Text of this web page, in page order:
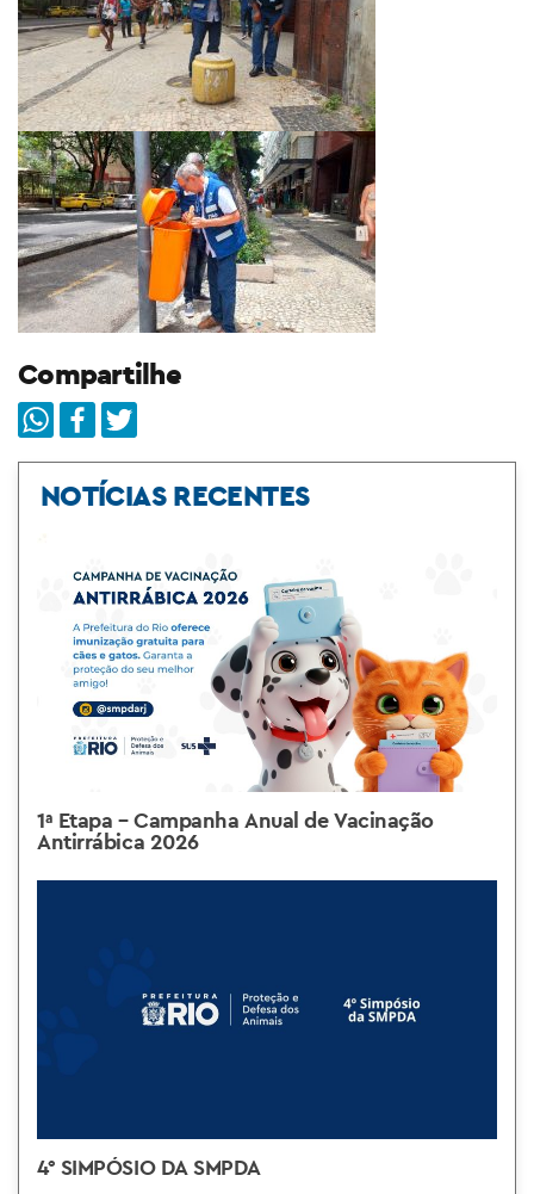
Compartilhe
NOTÍCIAS RECENTES
1ª Etapa – Campanha Anual de Vacinação
Antirrábica 2026
4° SIMPÓSIO DA SMPDA